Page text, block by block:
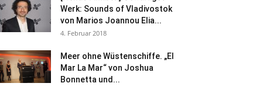
Werk: Sounds of Vladivostok
von Marios Joannou Elia...
4. Februar 2018
Meer ohne Wüstenschiffe. „El
Mar La Mar“ von Joshua
Bonnetta und...